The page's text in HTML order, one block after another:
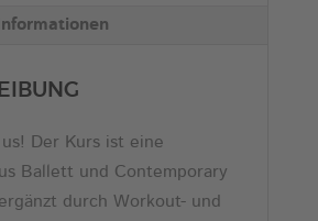
Der Kurs ist eine
Ballett und Contemporary
durch Workout- und